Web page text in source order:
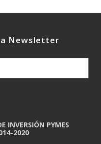
Newsletter
INVERSIÓN PYMES
2020